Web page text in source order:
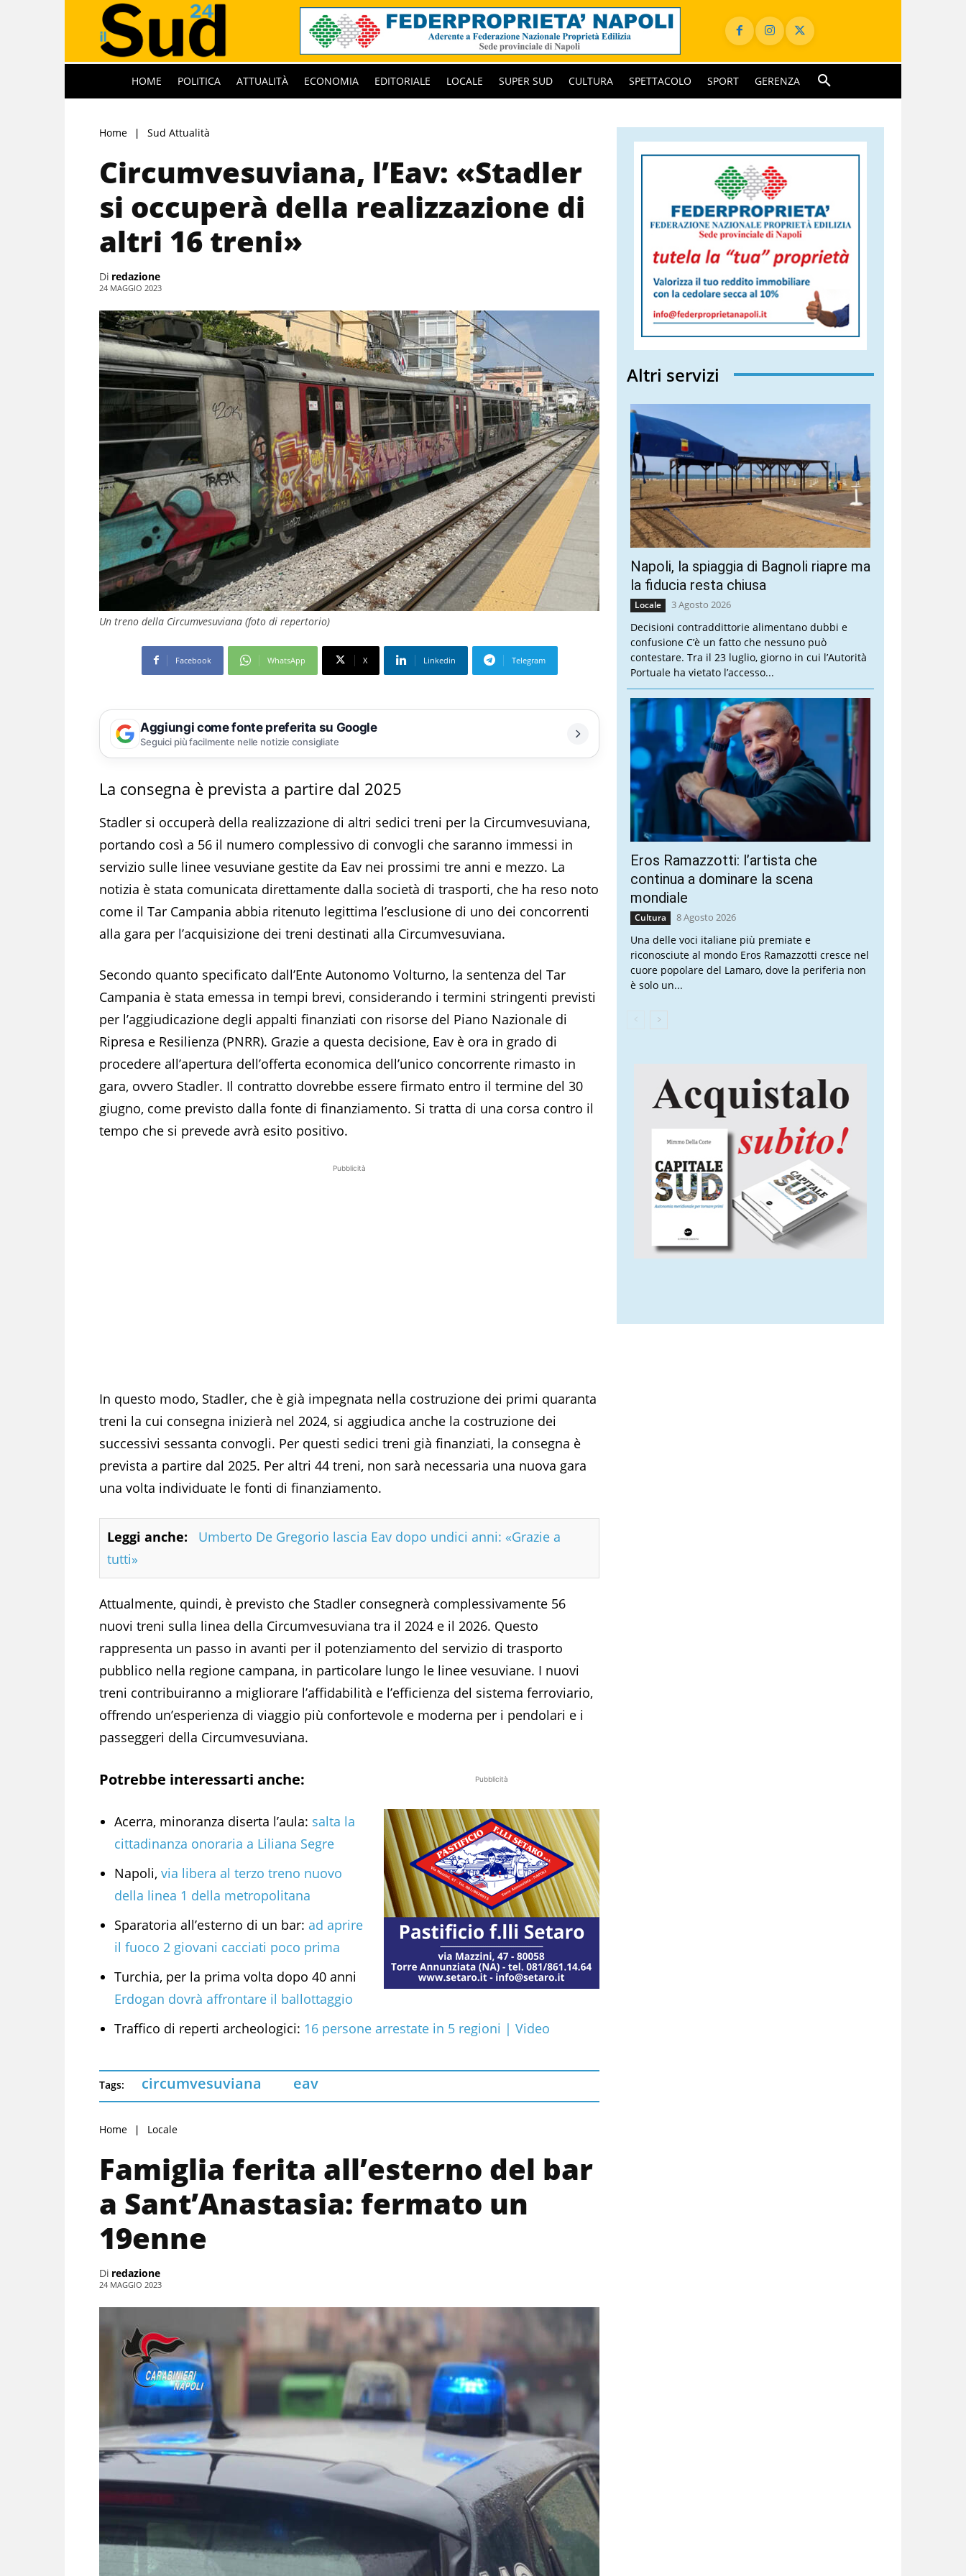
HOME POLITICA ATTUALITÀ ECONOMIA EDITORIALE LOCALE SUPER SUD CULTURA SPETTACOLO SPORT GERENZA
Home Sud Attualità
Circumvesuviana, l’Eav: «Stadler
si occuperà della realizzazione di
altri 16 treni»
Di redazione
24 MAGGIO 2023
Un treno della Circumvesuviana (foto di repertorio)
Facebook WhatsApp X Linkedin Telegram
Aggiungi come fonte preferita su Google
Seguici più facilmente nelle notizie consigliate
La consegna è prevista a partire dal 2025
Stadler si occuperà della realizzazione di altri sedici treni per la Circumvesuviana,
portando così a 56 il numero complessivo di convogli che saranno immessi in
servizio sulle linee vesuviane gestite da Eav nei prossimi tre anni e mezzo. La
notizia è stata comunicata direttamente dalla società di trasporti, che ha reso noto
come il Tar Campania abbia ritenuto legittima l’esclusione di uno dei concorrenti
alla gara per l’acquisizione dei treni destinati alla Circumvesuviana.
Secondo quanto specificato dall’Ente Autonomo Volturno, la sentenza del Tar
Campania è stata emessa in tempi brevi, considerando i termini stringenti previsti
per l’aggiudicazione degli appalti finanziati con risorse del Piano Nazionale di
Ripresa e Resilienza (PNRR). Grazie a questa decisione, Eav è ora in grado di
procedere all’apertura dell’offerta economica dell’unico concorrente rimasto in
gara, ovvero Stadler. Il contratto dovrebbe essere firmato entro il termine del 30
giugno, come previsto dalla fonte di finanziamento. Si tratta di una corsa contro il
tempo che si prevede avrà esito positivo.
Pubblicità
In questo modo, Stadler, che è già impegnata nella costruzione dei primi quaranta
treni la cui consegna inizierà nel 2024, si aggiudica anche la costruzione dei
successivi sessanta convogli. Per questi sedici treni già finanziati, la consegna è
prevista a partire dal 2025. Per altri 44 treni, non sarà necessaria una nuova gara
una volta individuate le fonti di finanziamento.
Leggi anche:
Umberto De Gregorio lascia Eav dopo undici anni: «Grazie a
tutti»
Attualmente, quindi, è previsto che Stadler consegnerà complessivamente 56
nuovi treni sulla linea della Circumvesuviana tra il 2024 e il 2026. Questo
rappresenta un passo in avanti per il potenziamento del servizio di trasporto
pubblico nella regione campana, in particolare lungo le linee vesuviane. I nuovi
treni contribuiranno a migliorare l’affidabilità e l’efficienza del sistema ferroviario,
offrendo un’esperienza di viaggio più confortevole e moderna per i pendolari e i
passeggeri della Circumvesuviana.
Pubblicità
Potrebbe interessarti anche:
Acerra, minoranza diserta l’aula: salta la
cittadinanza onoraria a Liliana Segre
Napoli, via libera al terzo treno nuovo
della linea 1 della metropolitana
Sparatoria all’esterno di un bar: ad aprire
il fuoco 2 giovani cacciati poco prima
Turchia, per la prima volta dopo 40 anni
Erdogan dovrà affrontare il ballottaggio
Traffico di reperti archeologici: 16 persone arrestate in 5 regioni | Video
Tags: circumvesuviana eav
Home Locale
Famiglia ferita all’esterno del bar
a Sant’Anastasia: fermato un
19enne
Di redazione
24 MAGGIO 2023
Altri servizi
Napoli, la spiaggia di Bagnoli riapre ma
la fiducia resta chiusa
Locale 3 Agosto 2026
Decisioni contraddittorie alimentano dubbi e
confusione C’è un fatto che nessuno può
contestare. Tra il 23 luglio, giorno in cui l’Autorità
Portuale ha vietato l’accesso...
Eros Ramazzotti: l’artista che
continua a dominare la scena
mondiale
Cultura 8 Agosto 2026
Una delle voci italiane più premiate e
riconosciute al mondo Eros Ramazzotti cresce nel
cuore popolare del Lamaro, dove la periferia non
è solo un...